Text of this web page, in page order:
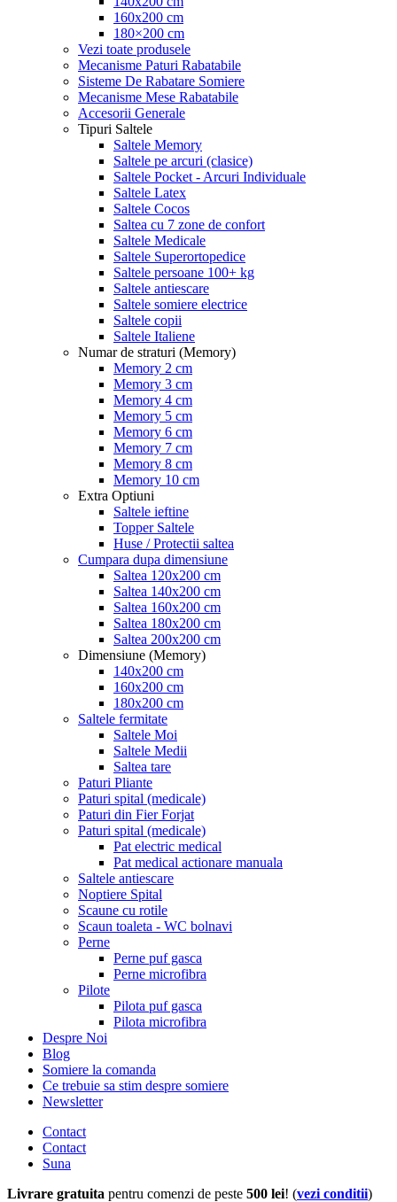
160x200 cm
180×200 cm
Vezi toate produsele
Mecanisme Paturi Rabatabile
Sisteme De Rabatare Somiere
Mecanisme Mese Rabatabile
Accesorii Generale
Tipuri Saltele
Saltele Memory
Saltele pe arcuri (clasice)
Saltele Pocket - Arcuri Individuale
Saltele Latex
Saltele Cocos
Saltea cu 7 zone de confort
Saltele Medicale
Saltele Superortopedice
Saltele persoane 100+ kg
Saltele antiescare
Saltele somiere electrice
Saltele copii
Saltele Italiene
Numar de straturi (Memory)
Memory 2 cm
Memory 3 cm
Memory 4 cm
Memory 5 cm
Memory 6 cm
Memory 7 cm
Memory 8 cm
Memory 10 cm
Extra Optiuni
Saltele ieftine
Topper Saltele
Huse / Protectii saltea
Cumpara dupa dimensiune
Saltea 120x200 cm
Saltea 140x200 cm
Saltea 160x200 cm
Saltea 180x200 cm
Saltea 200x200 cm
Dimensiune (Memory)
140x200 cm
160x200 cm
180x200 cm
Saltele fermitate
Saltele Moi
Saltele Medii
Saltea tare
Paturi Pliante
Paturi spital (medicale)
Paturi din Fier Forjat
Paturi spital (medicale)
Pat electric medical
Pat medical actionare manuala
Saltele antiescare
Noptiere Spital
Scaune cu rotile
Scaun toaleta - WC bolnavi
Perne
Perne puf gasca
Perne microfibra
Pilote
Pilota puf gasca
Pilota microfibra
Despre Noi
Blog
Somiere la comanda
Ce trebuie sa stim despre somiere
Newsletter
Contact
Contact
Suna
Livrare gratuita pentru comenzi de peste 500 lei! (vezi conditii)